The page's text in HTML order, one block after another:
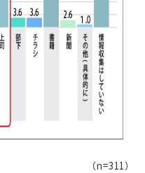
（n=311）